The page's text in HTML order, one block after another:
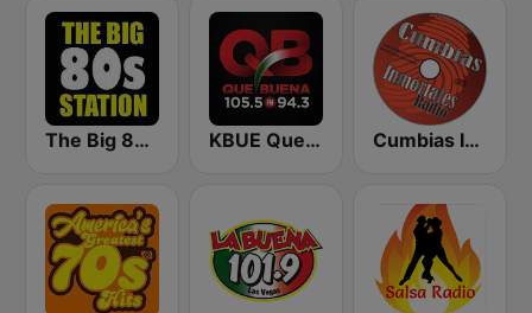
The Big 80s Station KBUE Que Buena 105.5 / 94.3 FM (US Only) Cumbias Inmortales Radio